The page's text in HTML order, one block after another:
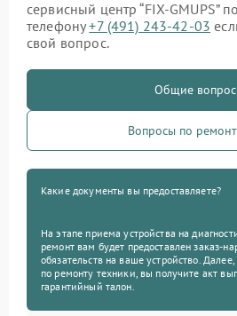
сервисный центр “FIX-GMUPS”
телефону+7 (491) 243-42-03
свой вопрос.
Общие
Вопросы по
Какие документы вы предоставляете?
На этапе приема устройства на
ремонт вам будет предоставлен заказ-
обязательств на ваше устройство.
по ремонту техники, вы получите акт
гарантийный талон.